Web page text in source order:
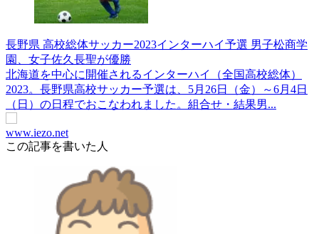
長野県 高校総体サッカー2023インターハイ予選 男子松商学
園、女子佐久長聖が優勝
北海道を中心に開催されるインターハイ（全国高校総体）
2023。長野県高校サッカー予選は、5月26日（金）～6月4日
（日）の日程でおこなわれました。組合せ・結果男...
www.iezo.net
この記事を書いた人